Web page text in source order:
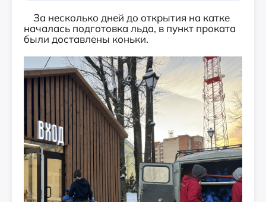
За несколько дней до открытия на катке
началась подготовка льда, в пункт проката
были доставлены коньки.